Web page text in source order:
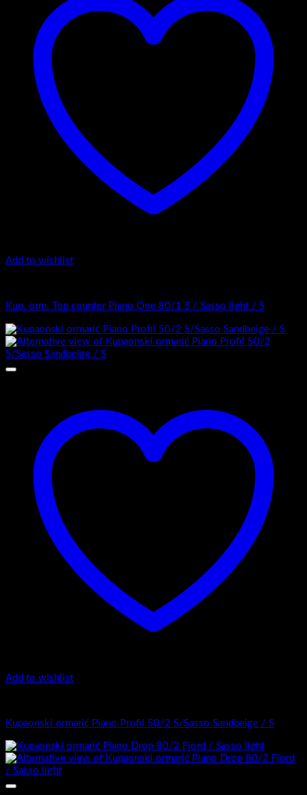
Add to wishlist
Kup. orm. Top counter Piano One 80/1 S / Sasso light / S
Add to wishlist
Kupaonski ormarić Piano Profil 50/2 S/Sasso Sandbeige / S